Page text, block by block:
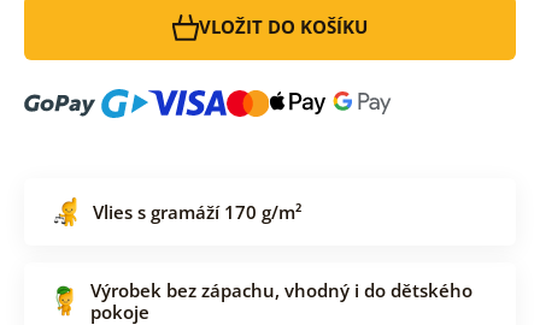
VLOŽIT DO KOŠÍKU
Vlies s gramáží 170 g/m²
Výrobek bez zápachu, vhodný i do dětského
pokoje